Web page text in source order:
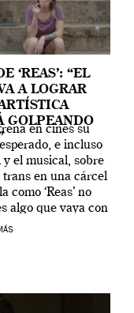
‘REAS’: “EL
A LOGRAR
GOLPEANDO
en cines su
e incluso
el musical, sobre
en una cárcel
‘Reas’ no
algo que vaya con